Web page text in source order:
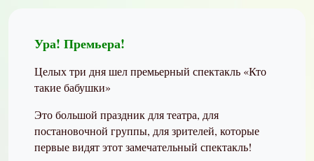
Ура! Премьера!
Целых три дня шел премьерный спектакль «Кто
такие бабушки»
Это большой праздник для театра, для
постановочной группы, для зрителей, которые
первые видят этот замечательный спектакль!